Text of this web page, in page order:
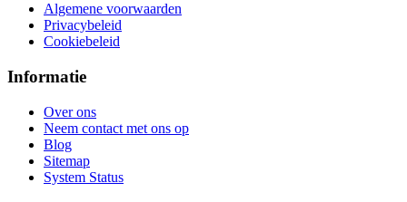
Algemene voorwaarden
Privacybeleid
Cookiebeleid
Informatie
Over ons
Neem contact met ons op
Blog
Sitemap
System Status